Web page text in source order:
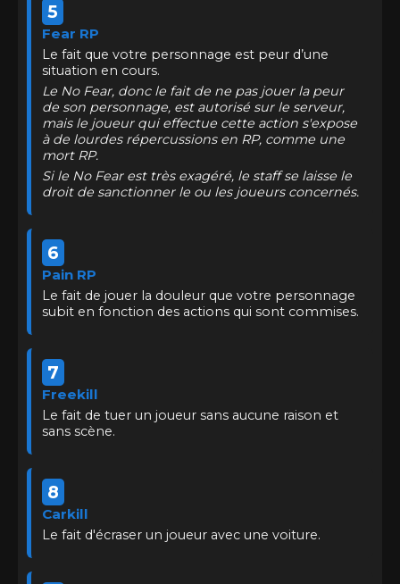
5
Fear RP
Le fait que votre personnage est peur d’une
situation en cours.
Le No Fear, donc le fait de ne pas jouer la peur
de son personnage, est autorisé sur le serveur,
mais le joueur qui effectue cette action s'expose
à de lourdes répercussions en RP, comme une
mort RP.
Si le No Fear est très exagéré, le staff se laisse le
droit de sanctionner le ou les joueurs concernés.
6
Pain RP
Le fait de jouer la douleur que votre personnage
subit en fonction des actions qui sont commises.
7
Freekill
Le fait de tuer un joueur sans aucune raison et
sans scène.
8
Carkill
Le fait d'écraser un joueur avec une voiture.